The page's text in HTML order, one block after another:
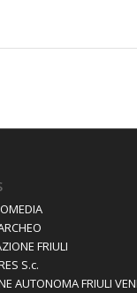
FRIULI
S.c.
AUTONOMA FRIULI